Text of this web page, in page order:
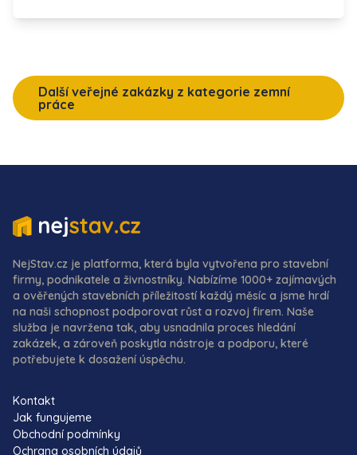
Další veřejné zakázky z kategorie zemní
práce
NejStav.cz je platforma, která byla vytvořena pro stavební
firmy, podnikatele a živnostníky. Nabízíme 1000+ zajímavých
a ověřených stavebních příležitostí každý měsíc a jsme hrdí
na naši schopnost podporovat růst a rozvoj firem. Naše
služba je navržena tak, aby usnadnila proces hledání
zakázek, a zároveň poskytla nástroje a podporu, které
potřebujete k dosažení úspěchu.
Kontakt
Jak fungujeme
Obchodní podmínky
Ochrana osobních údajů